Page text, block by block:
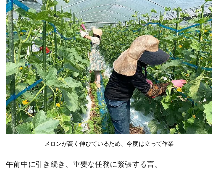
メロンが高く伸びているため、今度は立って作業
午前中に引き続き、重要な任務に緊張する言。